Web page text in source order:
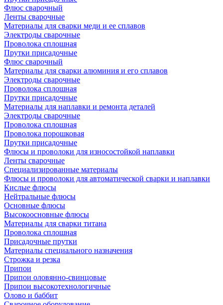
Флюс сварочный
Ленты сварочные
Материалы для сварки меди и ее сплавов
Электроды сварочные
Проволока сплошная
Прутки присадочные
Флюс сварочный
Материалы для сварки алюминия и его сплавов
Электроды сварочные
Проволока сплошная
Прутки присадочные
Материалы для наплавки и ремонта деталей
Электроды сварочные
Проволока сплошная
Проволока порошковая
Прутки присадочные
Флюсы и проволоки для износостойкой наплавки
Ленты сварочные
Специализированные материалы
Флюсы и проволоки для автоматической сварки и наплавки
Кислые флюсы
Нейтральные флюсы
Основные флюсы
Высокоосновные флюсы
Материалы для сварки титана
Проволока сплошная
Присадочные прутки
Материалы специального назначения
Строжка и резка
Припои
Припои оловянно-свинцовые
Припои высокотехнологичные
Олово и баббит